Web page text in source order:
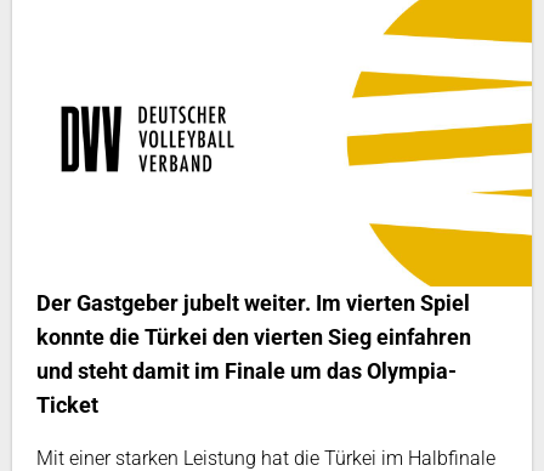
Der Gastgeber jubelt weiter. Im vierten Spiel
konnte die Türkei den vierten Sieg einfahren
und steht damit im Finale um das Olympia-
Ticket
Mit einer starken Leistung hat die Türkei im Halbfinale